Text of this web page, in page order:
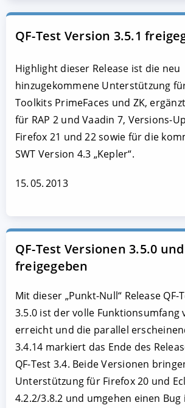
QF-Test Version 3.5.1
Highlight dieser Release ist die neu
hinzugekommene Unterstützung für
Toolkits PrimeFaces und ZK,
für RAP 2 und Vaadin 7, Versions-
Firefox 21 und 22 sowie für die
SWT Version 4.3 „Kepler“.
15. 05. 2013
QF-Test Versionen 3.5.0
freigegeben
Mit dieser „Punkt-Null“ Release QF-
3.5.0 ist der volle Funktionsumfang
erreicht und die parallel
3.4.14 markiert das Ende des
QF-Test 3.4. Beide Versionen
Unterstützung für Firefox 20 und
4.2.2/3.8.2 und umgehen einen Bug